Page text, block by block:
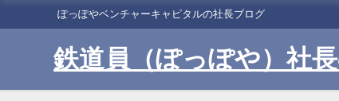
ぽっぽやベンチャーキャピタルの社長ブログ
鉄道員（ぽっぽや）社